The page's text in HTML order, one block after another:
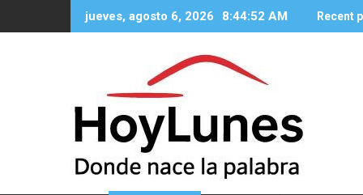
jueves, agosto 6, 2026 8:44:52 AM Recent